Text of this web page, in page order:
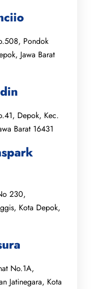
Pondok
Jawa Barat
Depok, Kec.
Barat 16431
230,
Kota Depok,
No.1A,
Jatinegara, Kota